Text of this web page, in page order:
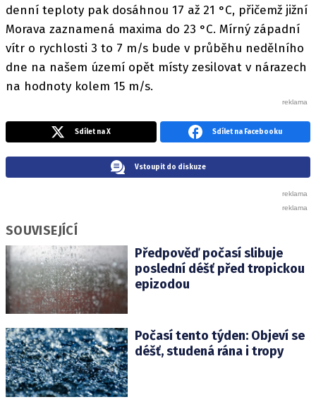
denní teploty pak dosáhnou 17 až 21 °C, přičemž jižní
Morava zaznamená maxima do 23 °C. Mírný západní
vítr o rychlosti 3 to 7 m/s bude v průběhu nedělního
dne na našem území opět místy zesilovat v nárazech
na hodnoty kolem 15 m/s.
Sdílet na X Sdílet na Facebooku
Vstoupit do diskuze
SOUVISEJÍCÍ
Předpověď počasí slibuje
poslední déšť před tropickou
epizodou
Počasí tento týden: Objeví se
déšť, studená rána i tropy